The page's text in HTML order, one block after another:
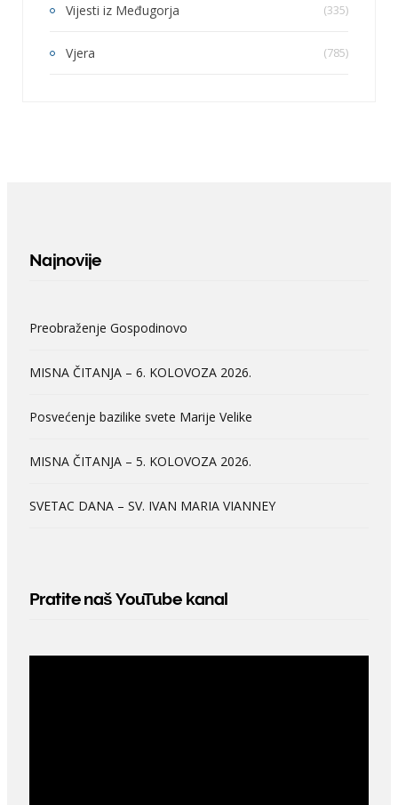
Vijesti iz Međugorja (335)
Vjera (785)
Najnovije
Preobraženje Gospodinovo
MISNA ČITANJA – 6. KOLOVOZA 2026.
Posvećenje bazilike svete Marije Velike
MISNA ČITANJA – 5. KOLOVOZA 2026.
SVETAC DANA – SV. IVAN MARIA VIANNEY
Pratite naš YouTube kanal